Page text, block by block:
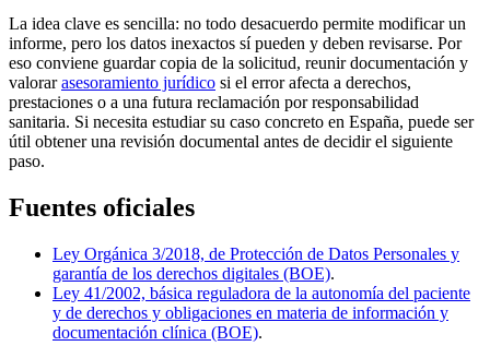
La idea clave es sencilla: no todo desacuerdo permite modificar un
informe, pero los datos inexactos sí pueden y deben revisarse. Por
eso conviene guardar copia de la solicitud, reunir documentación y
valorarasesoramiento jurídico si el error afecta a derechos,
prestaciones o a una futura reclamación por responsabilidad
sanitaria. Si necesita estudiar su caso concreto en España, puede ser
útil obtener una revisión documental antes de decidir el siguiente
paso.
Fuentes oficiales
Ley Orgánica 3/2018, de Protección de Datos Personales y
garantía de los derechos digitales (BOE).
Ley 41/2002, básica reguladora de la autonomía del paciente
y de derechos y obligaciones en materia de información y
documentación clínica (BOE).